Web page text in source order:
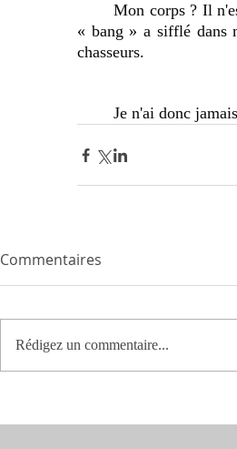
	Mon corps ? Il n'est jamais parvenu jusqu'au sommet. Il est resté en bas dans la forêt lorsque le
« bang » a sifflé dans
chasseurs.
Je n'ai donc
Commentaires
Rédigez un commentaire...